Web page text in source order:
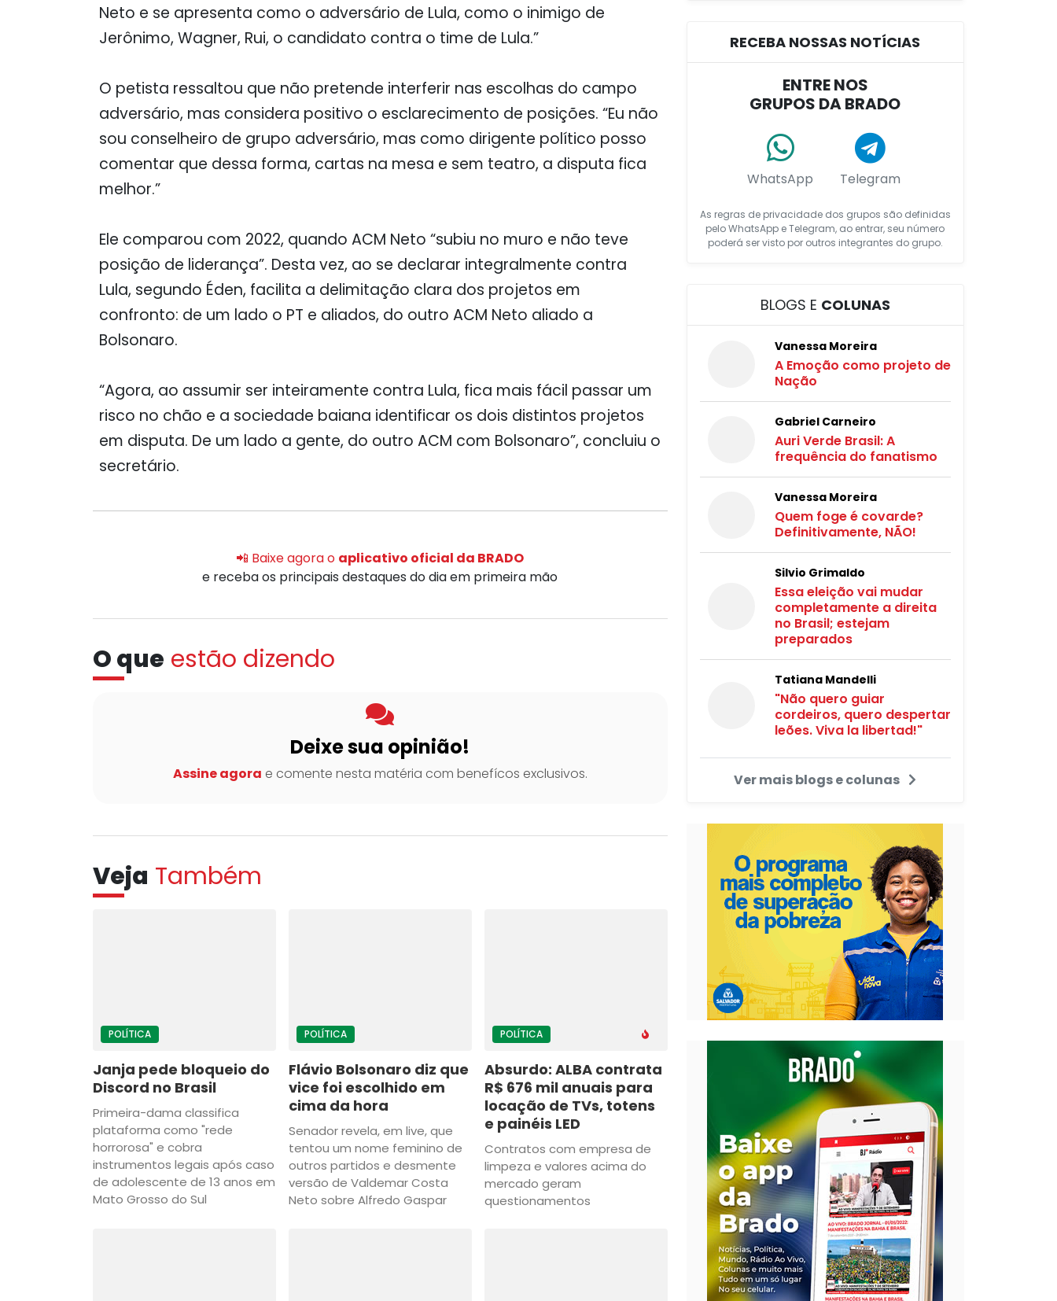
Neto e se apresenta como o adversário de Lula, como o inimigo de
Jerônimo, Wagner, Rui, o candidato contra o time de Lula.”
O petista ressaltou que não pretende interferir nas escolhas do campo
adversário, mas considera positivo o esclarecimento de posições. “Eu não
sou conselheiro de grupo adversário, mas como dirigente político posso
comentar que dessa forma, cartas na mesa e sem teatro, a disputa fica
melhor.”
Ele comparou com 2022, quando ACM Neto “subiu no muro e não teve
posição de liderança”. Desta vez, ao se declarar integralmente contra
Lula, segundo Éden, facilita a delimitação clara dos projetos em
confronto: de um lado o PT e aliados, do outro ACM Neto aliado a
Bolsonaro.
“Agora, ao assumir ser inteiramente contra Lula, fica mais fácil passar um
risco no chão e a sociedade baiana identificar os dois distintos projetos
em disputa. De um lado a gente, do outro ACM com Bolsonaro”, concluiu o
secretário.
📲 Baixe agora o aplicativo oficial da BRADO
e receba os principais destaques do dia em primeira mão
O que estão dizendo
Deixe sua opinião!
Assine agora e comente nesta matéria com benefícos exclusivos.
Veja Também
POLÍTICA
Janja pede bloqueio do
Discord no Brasil
Primeira-dama classifica
plataforma como "rede
horrorosa" e cobra
instrumentos legais após caso
de adolescente de 13 anos em
Mato Grosso do Sul
POLÍTICA
Flávio Bolsonaro diz que
vice foi escolhido em
cima da hora
Senador revela, em live, que
tentou um nome feminino de
outros partidos e desmente
versão de Valdemar Costa
Neto sobre Alfredo Gaspar
POLÍTICA
Absurdo: ALBA contrata
R$ 676 mil anuais para
locação de TVs, totens
e painéis LED
Contratos com empresa de
limpeza e valores acima do
mercado geram
questionamentos
RECEBA NOSSAS NOTÍCIAS
ENTRE NOS
GRUPOS DA BRADO
WhatsApp Telegram
As regras de privacidade dos grupos são definidas
pelo WhatsApp e Telegram, ao entrar, seu número
poderá ser visto por outros integrantes do grupo.
BLOGS E COLUNAS
Vanessa Moreira
A Emoção como projeto de
Nação
Gabriel Carneiro
Auri Verde Brasil: A
frequência do fanatismo
Vanessa Moreira
Quem foge é covarde?
Definitivamente, NÃO!
Silvio Grimaldo
Essa eleição vai mudar
completamente a direita
no Brasil; estejam
preparados
Tatiana Mandelli
"Não quero guiar
cordeiros, quero despertar
leões. Viva la libertad!"
Ver mais blogs e colunas